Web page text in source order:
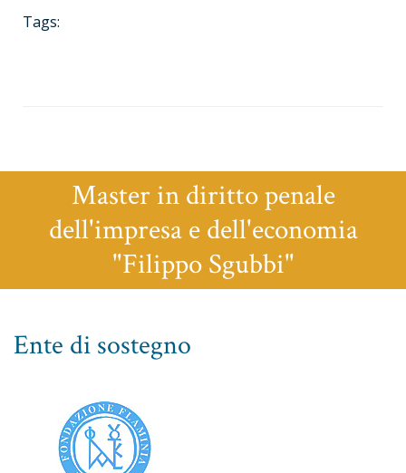
Tags:
Master in diritto penale
dell'impresa e dell'economia
"Filippo Sgubbi"
Ente di sostegno